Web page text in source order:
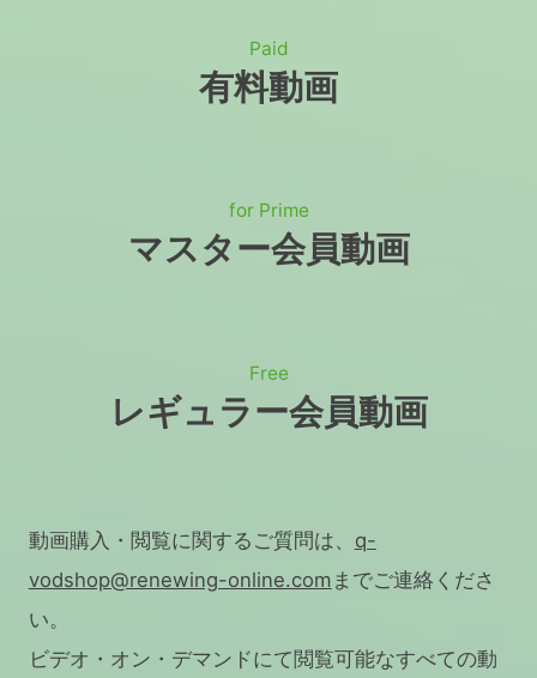
Paid
有料動画
for Prime
マスター会員動画
Free
レギュラー会員動画
動画購入・閲覧に関するご質問は、 q-
vodshop@renewing-online.com までご連絡くださ
い。
ビデオ・オン・デマンドにて閲覧可能なすべての動